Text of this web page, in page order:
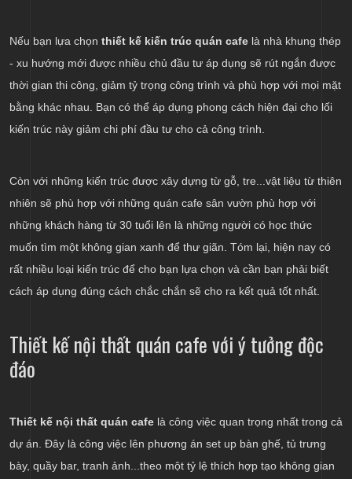
Nếu bạn lựa chọn thiết kế kiến trúc quán cafe là nhà khung thép
- xu hướng mới được nhiều chủ đầu tư áp dụng sẽ rút ngắn được
thời gian thi công, giảm tỷ trọng công trình và phù hợp với mọi mặt
bằng khác nhau. Bạn có thể áp dụng phong cách hiện đại cho lối
kiến trúc này giảm chi phí đầu tư cho cả công trình.
Còn với những kiến trúc được xây dựng từ gỗ, tre...vật liệu từ thiên
nhiên sẽ phù hợp với những quán cafe sân vườn phù hợp với
những khách hàng từ 30 tuổi lên là những người có học thức
muốn tìm một không gian xanh để thư giãn. Tóm lại, hiện nay có
rất nhiều loại kiến trúc để cho bạn lựa chọn và cần bạn phải biết
cách áp dụng đúng cách chắc chắn sẽ cho ra kết quả tốt nhất.
Thiết kế nội thất quán cafe với ý tưởng độc
đáo
Thiết kế nội thất quán cafe là công việc quan trọng nhất trong cả
dự án. Đây là công việc lên phương án set up bàn ghế, tủ trưng
bày, quầy bar, tranh ảnh...theo một tỷ lệ thích hợp tạo không gian